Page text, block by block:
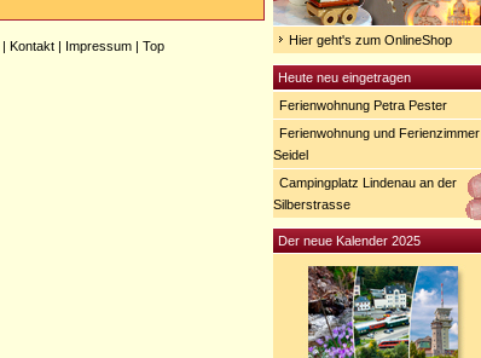
| Kontakt | Impressum | Top Hier geht's zum OnlineShop
Heute neu eingetragen
Ferienwohnung Petra Pester
Ferienwohnung und Ferienzimmer
Seidel
Campingplatz Lindenau an der
Silberstrasse
Der neue Kalender 2025